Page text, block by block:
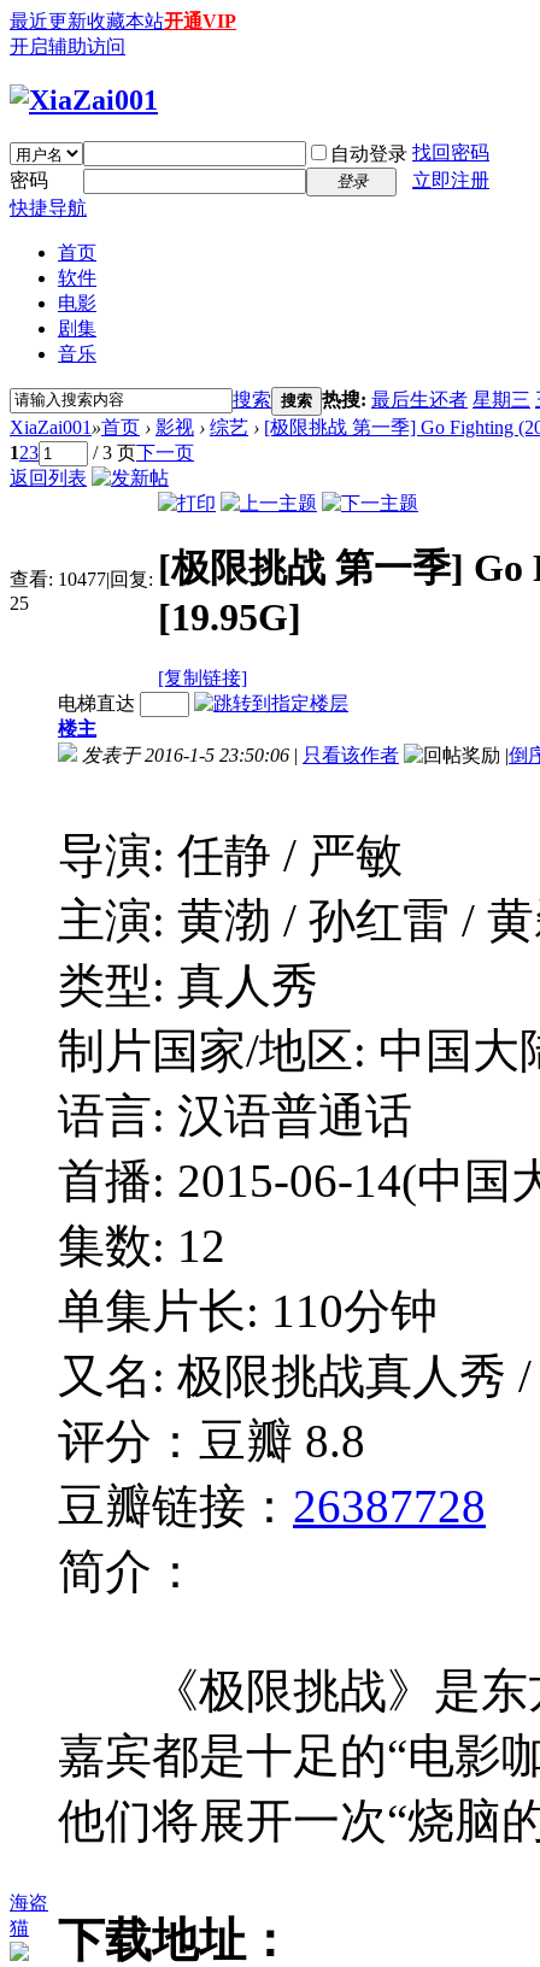
最近更新收藏本站开通VIP
开启辅助访问
自动登录 找回密码
密码
登录
立即注册
快捷导航
首页
软件
电影
剧集
音乐
搜索 搜索 热搜: 最后生还者 星期三
XiaZai001 »首页 › 影视 › 综艺 › [极限挑战 第一季] Go Fighting
123 / 3 页下一页
返回列表
查看: 10477|回复:
25
[极限挑战 第一季] Go
[19.95G]
[复制链接]
海盗
猫
电梯直达
楼主
发表于 2016-1-5 23:50:06 | 只看该作者 |倒
导演: 任静 / 严敏
主演: 黄渤 / 孙红雷 /
类型: 真人秀
制片国家/地区: 中国大
语言: 汉语普通话
首播: 2015-06-14(中国
集数: 12
单集片长: 110分钟
又名: 极限挑战真人秀
评分：豆瓣 8.8
豆瓣链接： 26387728
简介：
《极限挑战》是东
嘉宾都是十足的“电影
他们将展开一次“烧脑
下载地址：